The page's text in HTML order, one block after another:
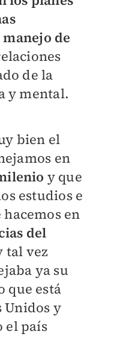
de
de la
y mental.
bien el
en
y que
estudios e
en
del
tal vez
ya su
que está
Unidos y
el país